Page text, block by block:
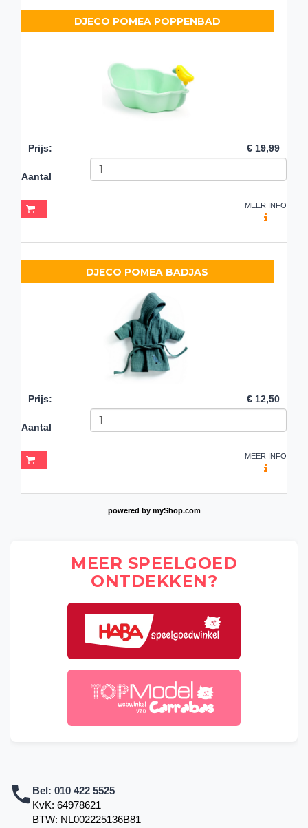
DJECO POMEA POPPENBAD
Prijs: € 19,99
Aantal
MEER INFO
DJECO POMEA BADJAS
Prijs: € 12,50
Aantal
MEER INFO
powered by myShop.com
MEER SPEELGOED
ONTDEKKEN?
Bel: 010 422 5525
KvK: 64978621
BTW: NL002225136B81